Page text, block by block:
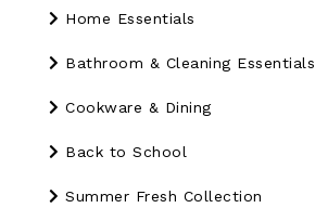
Home Essentials
Bathroom & Cleaning Essentials
Cookware & Dining
Back to School
Summer Fresh Collection